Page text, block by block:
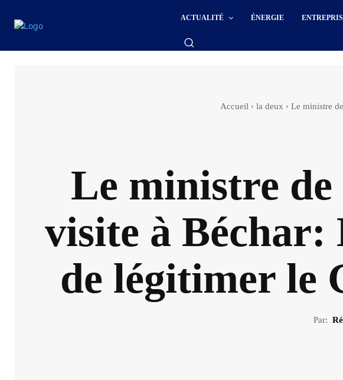
ACTUALITÉ ÉNERGIE
Accueil la deux Le ministre
Le ministre
visite à Béchar:
de légitimer le
Par: